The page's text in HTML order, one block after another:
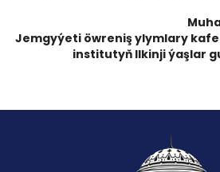
Jemgyýeti öwreniş ylymlary
institutyň Ilkinji ýaşlar